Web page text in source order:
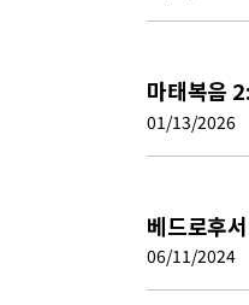
마태복음
01/13/2026
베드로후
06/11/2024